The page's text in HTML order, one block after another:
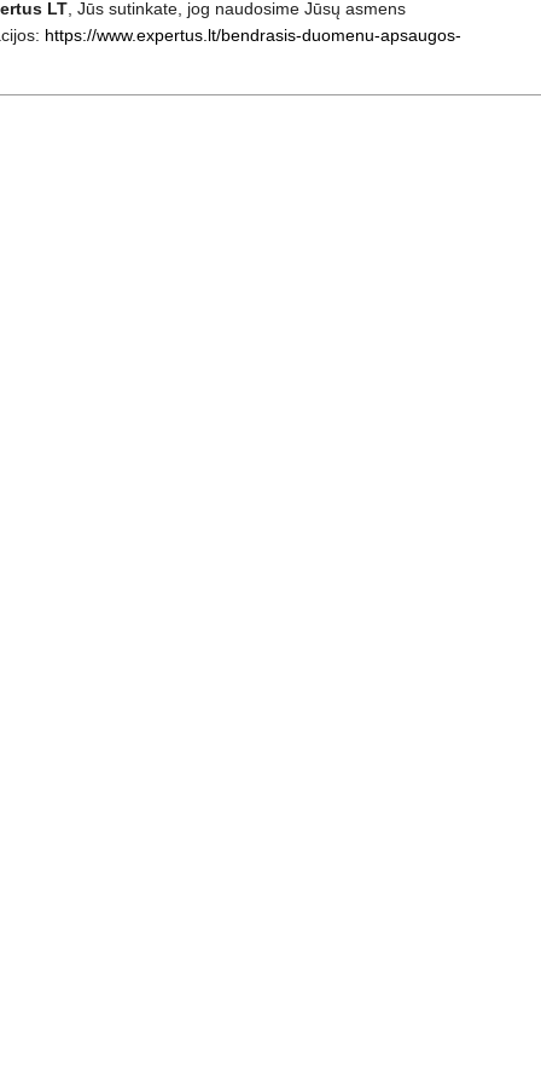
LT , Jūs sutinkate, jog naudosime Jūsų asmens
https://www.expertus.lt/bendrasis-duomenu-apsaugos-